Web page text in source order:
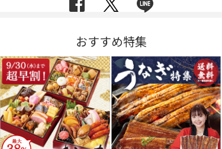
おすすめ特集